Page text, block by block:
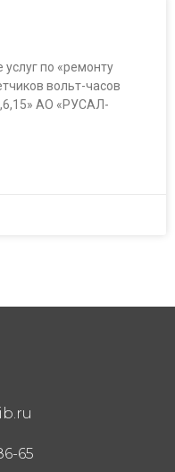
по «ремонту
вольт-часов
АО «РУСАЛ-
65